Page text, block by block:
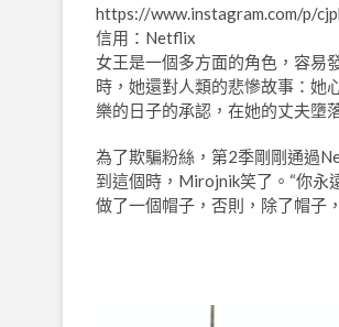
https://www.instagram.com/p/
信用：Netflix
女王是一個多方面的角色，容易
時，她還對人類的悲慘故事：她
樂的日子的承認，在她的丈夫墮
為了欺騙粉絲，第2季剛剛通過
到這個時，Mirojnik笑了。“你永
做了一個帽子，否則，除了帽子